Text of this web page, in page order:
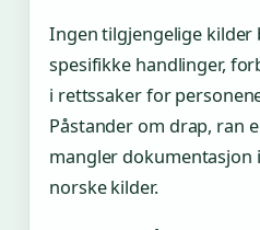
Ingen tilgjengelige kilder
spesifikke handlinger,
i rettssaker for
Påstander om drap, ran
mangler
norske kilder.